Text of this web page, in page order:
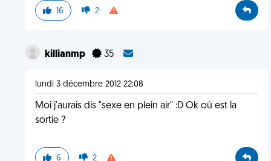
16 2
killianmp 35
lundi 3 décembre 2012 22:08
Moi j'aurais dis "sexe en plein air" :D Ok où est la
sortie ?
6 2